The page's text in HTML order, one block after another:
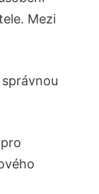
Mezi
pro